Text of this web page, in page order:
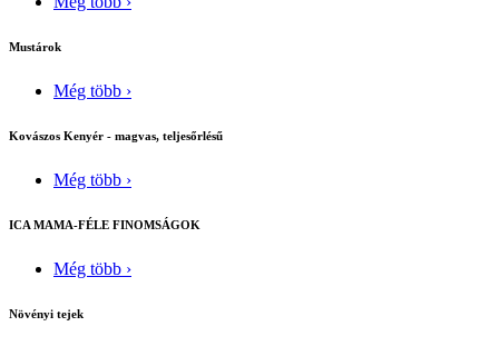
Mustárok
Még több ›
Kovászos Kenyér - magvas, teljesőrlésű
Még több ›
ICA MAMA-FÉLE FINOMSÁGOK
Még több ›
Növényi tejek